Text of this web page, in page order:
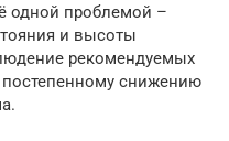
одной проблемой –
и высоты
рекомендуемых
снижению